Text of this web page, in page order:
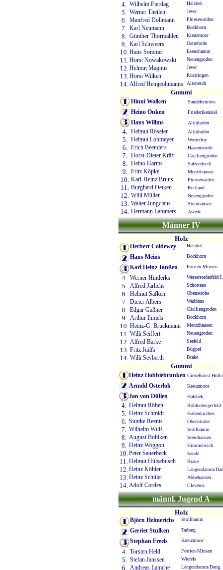
4. Wilhelm Fierdag Halsbek
5. Werner Theilen Jever
6. Manfred Dollmann Phiesewarden
7. Karl Neumann Bockhorn
8. Günther Thormählen Kreuzmoor
9. Karl Schweers Osterforde
10.Hans Sommer Esenshamm
11.Horst Nowakowski Neuengroden
12.Helmut Magnus Jever
13.Horst Wilken Rüstringen
14.Alfred Hemjeoltmanns Altenesch
Gummi
Hinni Wolken Sandelermöns
Heino Onken Friederikensiel
Hans Willms Altjührden
4. Helmut Röseler Altjührden
5. Helmut Lohmeyer Westerloy
6. Erich Beenders Haarenstroth
7. Horst-Dieter Kräft Cäciliengroden
8. Heino Harms Salzendeich
9. Fritz Köpke Mentzhausen
10. Karl-Heinz Bruns Phiesewarden
11. Burghard Oetken Reitland
12. Willi Müller Neuengroden
13. Walter Jungclaus Steinhausen
14. Hermann Lammers Astede
Männer IV
Holz
Herbert Coldewey Halsbek
Hans Meins Bockhorn
Karl Heinz Janßen Förrien-Minsen
4. Werner Hinderks Westerstederfeld/I.
5. Alfred Jarlichs Schortens
6. Helmut Säfken Obenstrohe
7. Dieter Albers Waddens
8. Edgar Gäßner Cäciliengroden
9. Arthur Ihmels Bockhorn
10. Heinz-G. Brückmann Mentzhausen
11. Willi Seiffert Neuengroden
12. Alfred Barke Seefeld
13. Fritz Juilfs Büppel
14. Willi Seyberth Brake
Gummi
Heinz Hobbiebrunken Gießelhorst-
Arnold Osterloh Kreuzmoor
Jan von Düllen Halsbek
4. Helmut Röben Bohlenbergerfeld
5. Heinz Schmidt Hohenkirchen
6. Suntke Reents Obenstrohe
7. Wilhelm Wulf Stollhamm
8. August Bohlken Steinhausen
9. Heinz Woggon Himmelreich
10.Peter Sauerbeck Sande
11.Helmut Hülsebusch Brake
12.Heinz Köhler Langendamm/
13.Heinz Schüler Abbehausen
14.Adolf Cordes Cleverns
männl. Jugend A
Holz
Björn Helmerichs Stollhamm
Gerriet Stulken Tarbarg
Stephan Freels Kreuzmoor
4. Torsten Held Förrien-Minsen
5. Stefan Janssen Wiefels
6. Andreas Lamche Langendamm/Dang.